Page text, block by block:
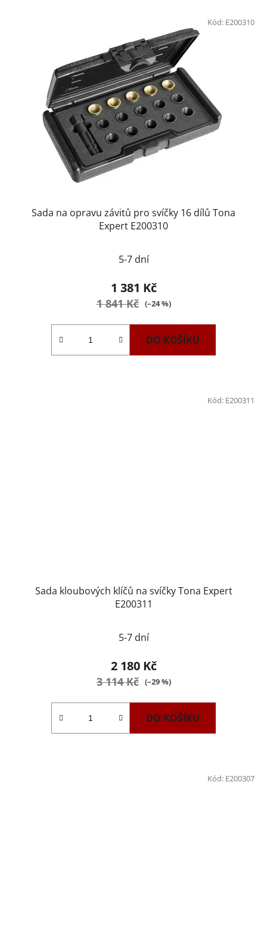
Sada na opravu závitů pro svíčky 16 dílů Tona
Expert E200310
5-7 dní
1 381 Kč
1 841 Kč (–24 %)
DO KOŠÍKU
Kód: E200310
Sada kloubových klíčů na svíčky Tona Expert
E200311
5-7 dní
2 180 Kč
3 114 Kč (–29 %)
DO KOŠÍKU
Kód: E200311
Kód: E200307